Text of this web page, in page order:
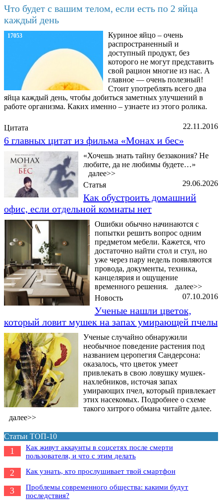
Что будет с вашим телом, если есть по 2 яйца
каждый день
17053
Куриное яйцо – очень
распространенный и
доступный продукт, без
которого не могут представить
свой рацион многие из нас. А
главное — очень полезный!
Стоит употреблять всего два
яйца каждый день, чтобы добиться заметных улучшений в
работе организма. Каких именно – узнаете из этого ролика.
22.11.2016
Цитата
6 главных цитат из фильма «Монах и бес»
«Хочешь знать тайну беззакония? Не
любите, да не любимы будете…»
далее>>
29.06.2026
Статья
Как обустроить домашний
офис, если отдельной комнаты нет
Ошибки обычно начинаются с
попытки решить вопрос одним
предметом мебели. Кажется, что
достаточно найти стол и стул, но
уже через пару недель появляются
провода, документы, техника,
канцелярия и ощущение
временного решения.
далее>>
07.10.2016
Новость
Ученые нашли цветок,
который ловит мушек на запах умирающей пчелы
Ученые случайно обнаружили
необычное поведение растения под
названием церопегия Сандерсона:
оказалось, что цветок умеет
привлекать в свою ловушку мушек-
нахлебников, источая запах
умирающих пчел, который привлекает
этих насекомых. Подробнее о схеме
такого хитрого обмана читайте далее.
далее>>
Статьи ТОП-10
1
Как живут аккаунты в соцсетях после смерти
пользователя, и что с этим делать
2 Как узнать, кто прослушивает твой смартфон
3
Проблемы современного общества: какими будут
последствия?